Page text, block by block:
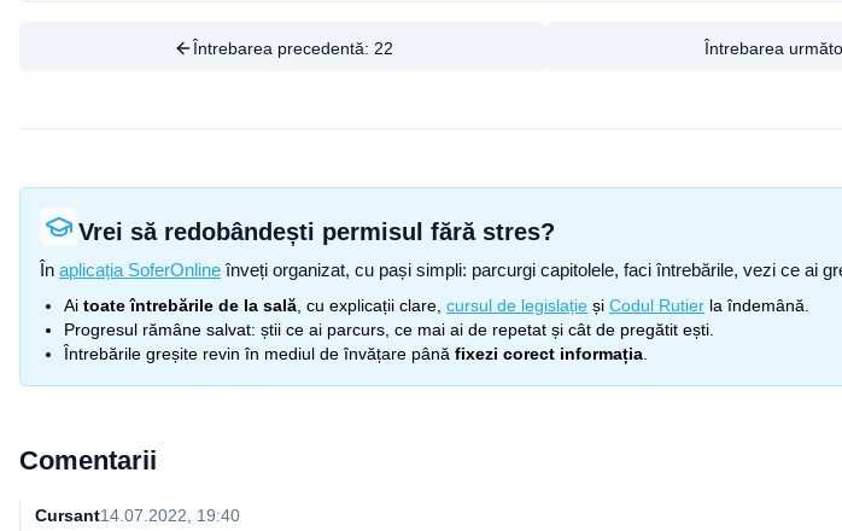
Întrebarea precedentă: 22 Întrebarea
Vrei să redobândești permisul fără stres?
În aplicația SoferOnline înveți organizat, cu pași simpli: parcurgi capitolele, faci întrebările, vezi ce ai
Ai toate întrebările de la sală , cu explicații clare, cursul de legislație și Codul Rutier la îndemână.
Progresul rămâne salvat: știi ce ai parcurs, ce mai ai de repetat și cât de pregătit ești.
Întrebările greșite revin în mediul de învățare până fixezi corect informația
Comentarii
Cursant14.07.2022, 19:40